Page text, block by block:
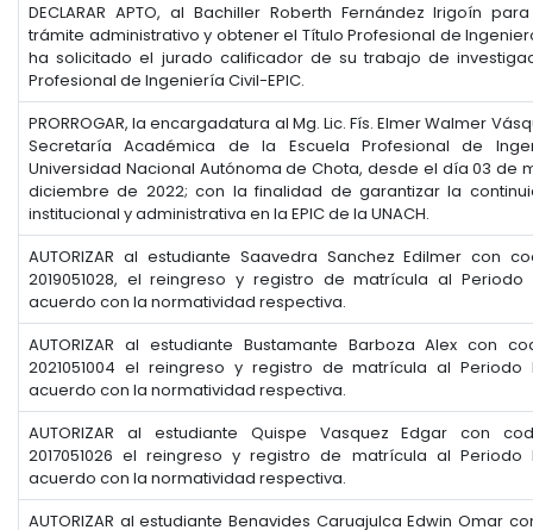
DECLARAR APTO, al Bachiller Roberth Fernández Irigoín
trámite administrativo y obtener el Título Profesional de
ha solicitado el jurado calificador de su trabajo de
Profesional de Ingeniería Civil-EPIC.
PRORROGAR, la encargadatura al Mg. Lic.Fís.Elmer Walmer
Secretaría Académica de la Escuela Profesional de
Universidad Nacional Autónoma de Chota, desde el día 03 de
diciembre de 2022;con la finalidad de garantizar la
institucional y administrativa en la EPIC de la UNACH.
AUTORIZAR al estudiante Saavedra Sanchez Edilmer con
2019051028, el reingreso y registro de matrícula al Periodo
acuerdo con la normatividad respectiva.
AUTORIZAR al estudiante Bustamante Barboza Alex con
2021051004 el reingreso y registro de matrícula al Periodo
acuerdo con la normatividad respectiva.
AUTORIZAR al estudiante Quispe Vasquez Edgar con
2017051026 el reingreso y registro de matrícula al Periodo
acuerdo con la normatividad respectiva.
AUTORIZAR al estudiante Benavides Caruajulca Edwin Omar